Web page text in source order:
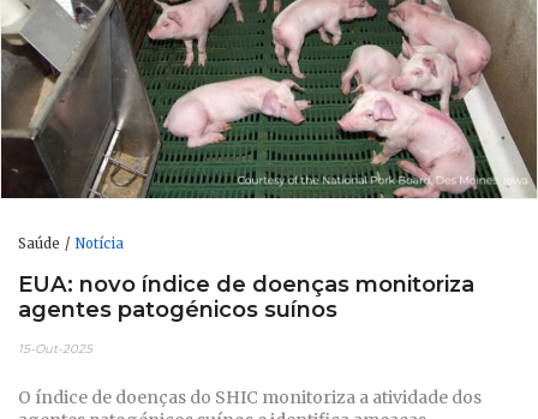
Saúde Notícia
EUA: novo índice de doenças monitoriza
agentes patogénicos suínos
15-Out-2025
O índice de doenças do SHIC monitoriza a atividade dos